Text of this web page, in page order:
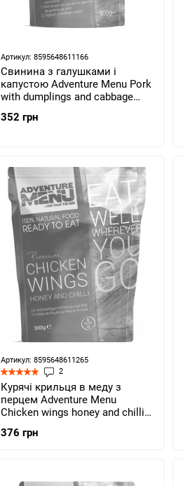
Артикул: 8595648611166
Свинина з галушками і
капустою Adventure Menu Pork
with dumplings and cabbage
352 грн
Артикул: 8595648611265
2
Курячі крильця в меду з
перцем Adventure Menu
Chicken wings honey and chilli
376 грн